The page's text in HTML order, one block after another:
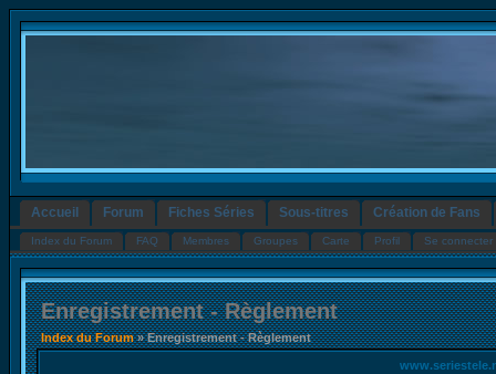
Accueil Forum Fiches Séries Sous-titres Création de Fans
Index du Forum FAQ Membres Groupes Carte Profil Se connecter
Enregistrement - Règlement
Index du Forum» Enregistrement - Règlement